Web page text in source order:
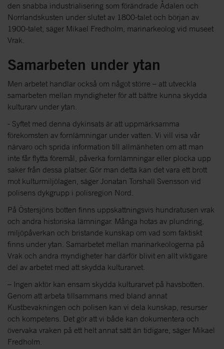
den snabba industrialisering som förändrade Ådalen och
Norrlandskusten under slutet av 1800-talet och början av
1900-talet, säger Mikael Fredholm, marinarkeolog vid museet
Vrak.
Samarbeten under ytan
Men arbetet handlar också om något större – att utveckla
samarbeten mellan myndigheter för att bättre kunna skydda
kulturarv under ytan.
- Syftet med denna dykinsats är att uppmärksamma
förekomsten av fornlämningar under vatten. Vi vill visa vår
närvaro och sprida information till allmänheten om att man
inte får flytta föremål, påverka fornlämningar eller plocka upp
saker från dessa platser. Gör man detta kan det vara ett brott
mot kulturmiljölagen, säger Jonatan Torshall Svensson vid
polisens dykgrupp i polisregion Nord.
På Östersjöns botten finns uppskattningsvis hundratusen vrak
och andra historiska lämningar. Många hotas av plundring,
miljöpåverkan och bristande kunskap om vad som faktiskt
finns under ytan. Samarbetet mellan marinarkeologerna på
Vrak och andra myndigheter har därför blivit en allt viktigare
del av arbetet med att skydda kulturarvet.
– Ingen aktör kan ensam skydda kulturarvet på havsbotten.
Genom att arbeta tillsammans med bland annat
Kustbevakningen och polisen kan vi dela kunskap, resurser
och kompetens. Det gör att vi både kan dokumentera och
övervaka vraken på ett helt annat sätt än tidigare, säger Mikael
Fredholm.